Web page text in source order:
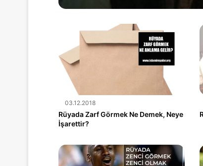
03.12.2018
Rüyada Zarf Görmek Ne Demek, Neye
İşarettir?